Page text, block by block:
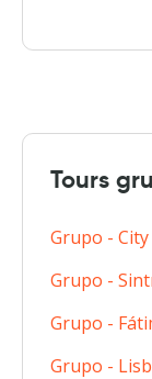
Tours
Grupo -
Grupo -
Grupo -
Grupo -